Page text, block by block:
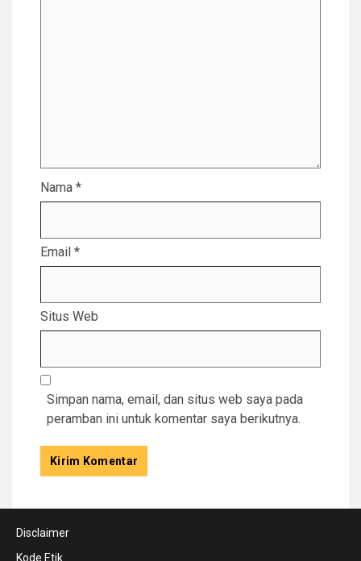
Nama *
Email *
Situs Web
Simpan nama, email, dan situs web saya pada
peramban ini untuk komentar saya berikutnya.
Disclaimer
Kode Etik